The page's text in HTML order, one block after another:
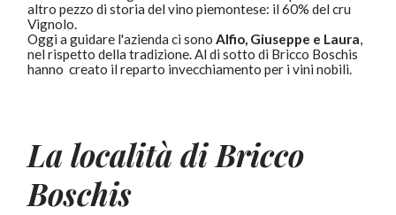
altro pezzo di storia del vino piemontese: il 60% del cru
Vignolo.
Oggi a guidare l'azienda ci sonoAlfio, Giuseppe e Laura,
nel rispetto della tradizione. Al di sotto di Bricco Boschis
hanno creato il reparto invecchiamento per i vini nobili.
La località di Bricco
Boschis